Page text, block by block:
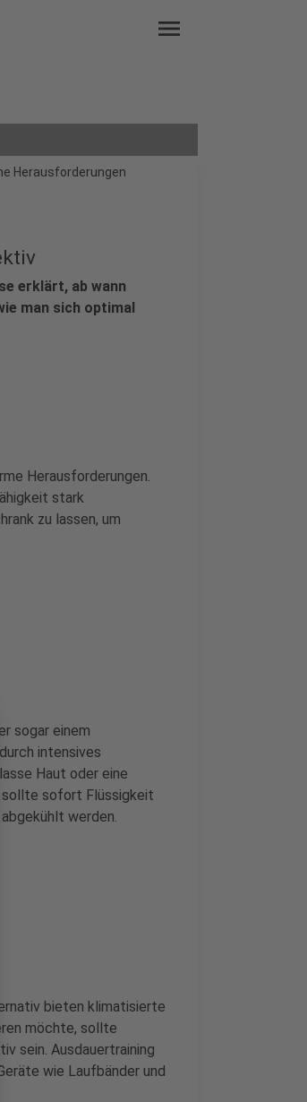
menu
Herausforderungen
erklärt, ab wann
man sich optimal
Herausforderungen.
stark
zu lassen, um
sogar einem
intensives
Haut oder eine
sollte sofort Flüssigkeit
werden.
bieten klimatisierte
möchte, sollte
sein. Ausdauertraining
wie Laufbänder und